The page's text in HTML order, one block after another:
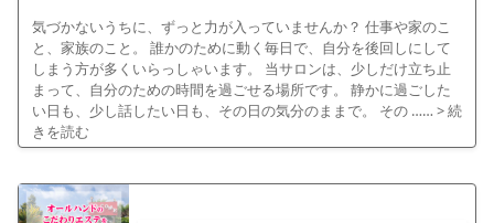
気づかないうちに、ずっと力が入っていませんか？ 仕事や家のこ
と、家族のこと。 誰かのために動く毎日で、自分を後回しにして
しまう方が多くいらっしゃいます。 当サロンは、少しだけ立ち止
まって、自分のための時間を過ごせる場所です。 静かに過ごした
い日も、少し話したい日も、その日の気分のままで。 その …… > 続
きを読む